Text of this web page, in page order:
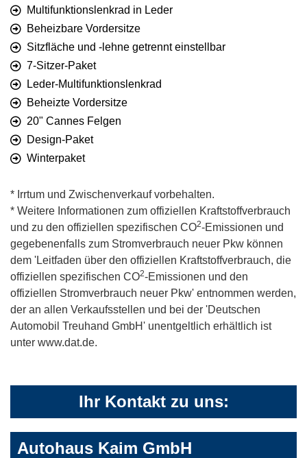
Multifunktionslenkrad in Leder
Beheizbare Vordersitze
Sitzfläche und -lehne getrennt einstellbar
7-Sitzer-Paket
Leder-Multifunktionslenkrad
Beheizte Vordersitze
20" Cannes Felgen
Design-Paket
Winterpaket
* Irrtum und Zwischenverkauf vorbehalten.
* Weitere Informationen zum offiziellen Kraftstoffverbrauch
und zu den offiziellen spezifischen CO2-Emissionen und
gegebenenfalls zum Stromverbrauch neuer Pkw können
dem 'Leitfaden über den offiziellen Kraftstoffverbrauch, die
offiziellen spezifischen CO2-Emissionen und den
offiziellen Stromverbrauch neuer Pkw' entnommen werden,
der an allen Verkaufsstellen und bei der 'Deutschen
Automobil Treuhand GmbH' unentgeltlich erhältlich ist
unter www.dat.de.
Ihr Kontakt zu uns:
Autohaus Kaim GmbH